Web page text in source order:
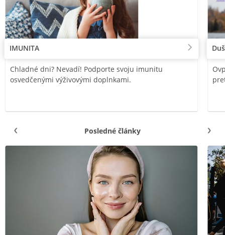
IMUNITA
Chladné dni? Nevadí! Podporte svoju imunitu
osvedčenými výživovými doplnkami.
Posledné články